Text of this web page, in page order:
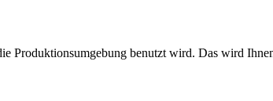
Produktionsumgebung benutzt wird. Das wird